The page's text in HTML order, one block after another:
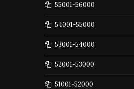
55001-56000
54001-55000
53001-54000
52001-53000
51001-52000